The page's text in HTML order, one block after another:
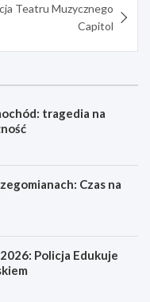
Teatru Muzycznego
Capitol
tragedia na
Czas na
Policja Edukuje